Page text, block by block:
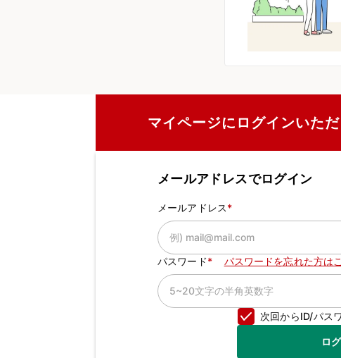
マイページにログインいた
メールアドレスでログイン
メールアドレス
パスワード パスワードを忘れた方は
次回からID/パス
ロ